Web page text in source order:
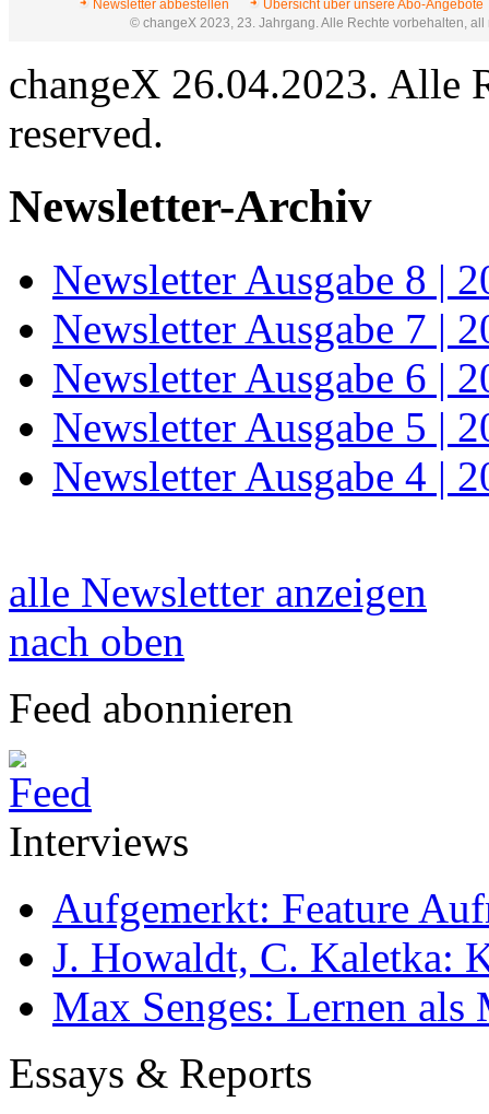
Newsletter abbestellen
Übersicht über unsere Abo-Angebote
© changeX 2023, 23. Jahrgang. Alle Rechte vorbehalten, all
changeX 26.04.2023. Alle
reserved.
Newsletter-Archiv
Newsletter Ausgabe 8 |
Newsletter Ausgabe 7 |
Newsletter Ausgabe 6 |
Newsletter Ausgabe 5 |
Newsletter Ausgabe 4 |
alle Newsletter anzeigen
nach oben
Feed abonnieren
Interviews
Aufgemerkt: Feature
J. Howaldt, C. Kaletka:
Max Senges: Lernen als
Essays & Reports